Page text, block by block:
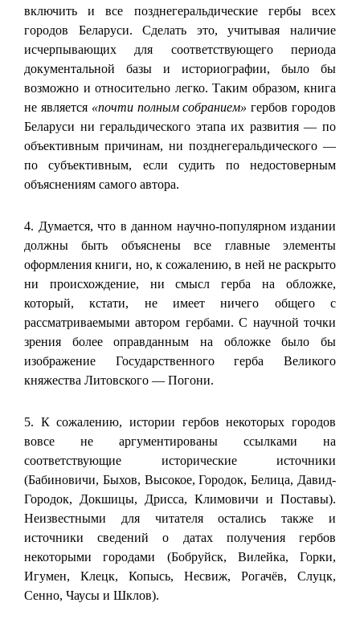
включить и все позднегеральдические гербы всех
городов Беларуси. Сделать это, учитывая наличие
исчерпывающих для соответствующего периода
документальной базы и историографии, было бы
возможно и относительно легко. Таким образом, книга
не является «почти полным собранием» гербов городов
Беларуси ни геральдического этапа их развития — по
объективным причинам, ни позднегеральдического —
по субъективным, если судить по недостоверным
объяснениям самого автора.
4. Думается, что в данном научно-популярном издании
должны быть объяснены все главные элементы
оформления книги, но, к сожалению, в ней не раскрыто
ни происхождение, ни смысл герба на обложке,
который, кстати, не имеет ничего общего с
рассматриваемыми автором гербами. С научной точки
зрения более оправданным на обложке было бы
изображение Государственного герба Великого
княжества Литовского — Погони.
5. К сожалению, истории гербов некоторых городов
вовсе не аргументированы ссылками на
соответствующие исторические источники
(Бабиновичи, Быхов, Высокое, Городок, Белица, Давид-
Городок, Докшицы, Дрисса, Климовичи и Поставы).
Неизвестными для читателя остались также и
источники сведений о датах получения гербов
некоторыми городами (Бобруйск, Вилейка, Горки,
Игумен, Клецк, Копысь, Несвиж, Рогачёв, Слуцк,
Сенно, Чаусы и Шклов).